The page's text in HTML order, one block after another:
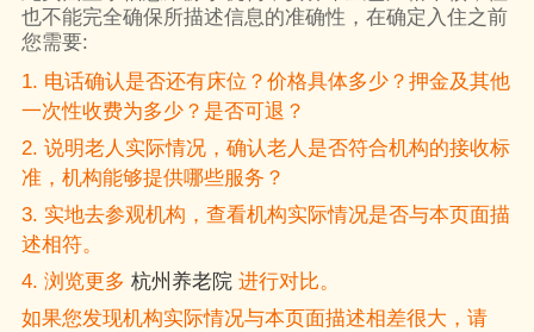
也不能完全确保所描述信息的准确性，在确定入住之前
您需要:
1. 电话确认是否还有床位？价格具体多少？押金及其他
一次性收费为多少？是否可退？
2. 说明老人实际情况，确认老人是否符合机构的接收标
准，机构能够提供哪些服务？
3. 实地去参观机构，查看机构实际情况是否与本页面描
述相符。
4. 浏览更多 杭州养老院进行对比。
如果您发现机构实际情况与本页面描述相差很大，请